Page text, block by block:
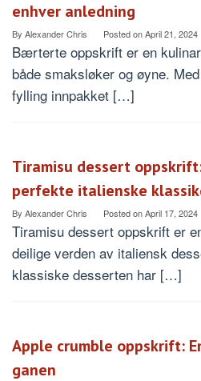
enhver anledning
By Alexander Chris Posted onApril 21, 2024
Bærterte oppskrift er en
både smaksløker og øyne.
fylling innpakket […]
Tiramisu dessert
perfekte italienske
By Alexander Chris Posted onApril 17, 2024
Tiramisu dessert oppskrift er
deilige verden av italiensk
klassiske desserten har […]
Apple crumble oppskrift:
ganen